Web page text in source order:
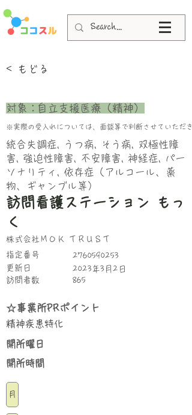
< もどる
自立支援医療（精神）
​対象：
※実際の受入れについては、面談等で判断させていただき
統合失調症, うつ病, そう病, 双極性障
害, 強迫性障害, 不安障害, 神経症, パー
ソナリティ, 依存症（アルコール、薬
物、ギャンブル等）
訪問看護ステーション もっ
く
株式会社ＭＯＫ ＴＲＵＳＴ
指定番号
更新日
​訪問者数
2760590253
2023年3月2日
865
☆事業所PRポイント
精神疾患特化
​開所曜日
​開所時間
月